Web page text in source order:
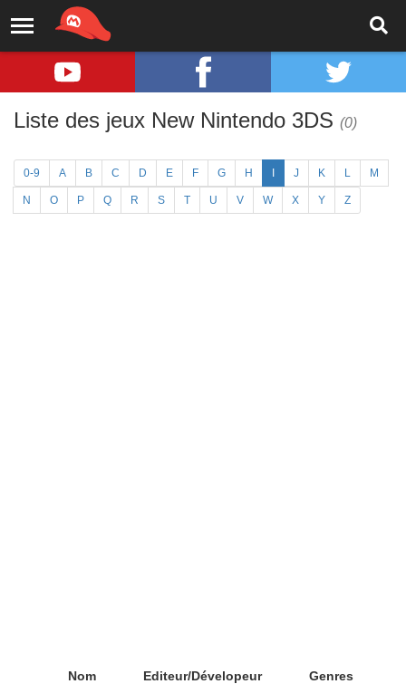
Liste des jeux New Nintendo 3DS (0)
0-9 A B C D E F G H J K L M
N O P Q R S T U V W X Y Z
Nom Editeur/Dévelopeur Genres